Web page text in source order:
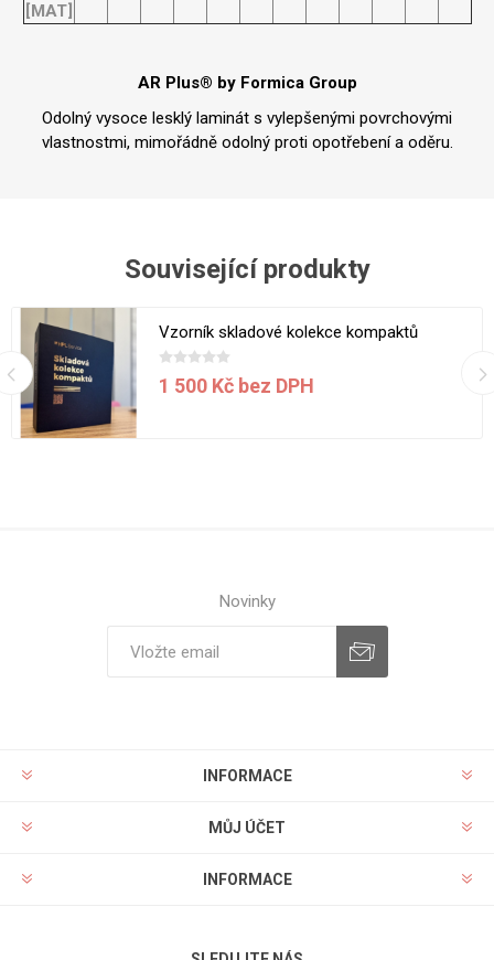
[MAT]
AR Plus® by Formica Group
Odolný vysoce lesklý laminát s vylepšenými povrchovými
vlastnostmi, mimořádně odolný proti opotřebení a oděru.
Související produkty
Vzorník skladové kolekce kompaktů
1 500 Kč bez DPH
Novinky
INFORMACE
MŮJ ÚČET
INFORMACE